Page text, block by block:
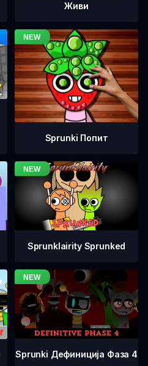
Живи
Sprunki Попит
Sprunklairity Sprunked
Sprunki Дефиниција Фаза 4